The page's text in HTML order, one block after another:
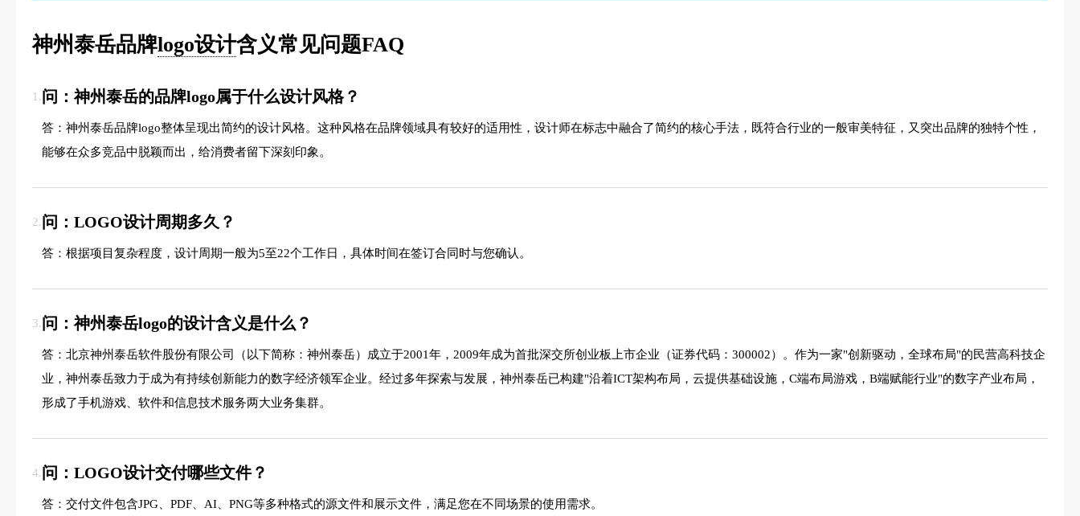
神州泰岳品牌logo设计含义常见问题FAQ
1.问：神州泰岳的品牌logo属于什么设计风格？
答：神州泰岳品牌logo整体呈现出简约的设计风格。这种风格在品牌领域具有较好的适用性，设计师在标志中融合了简约的核心手法，既符合行业的一般审美特征，又突出品牌的独特个性，
能够在众多竞品中脱颖而出，给消费者留下深刻印象。
2.问：LOGO设计周期多久？
答：根据项目复杂程度，设计周期一般为5至22个工作日，具体时间在签订合同时与您确认。
3.问：神州泰岳logo的设计含义是什么？
答：北京神州泰岳软件股份有限公司（以下简称：神州泰岳）成立于2001年，2009年成为首批深交所创业板上市企业（证券代码：300002）。作为一家"创新驱动，全球布局"的民营高科技企
业，神州泰岳致力于成为有持续创新能力的数字经济领军企业。经过多年探索与发展，神州泰岳已构建"沿着ICT架构布局，云提供基础设施，C端布局游戏，B端赋能行业"的数字产业布局，
形成了手机游戏、软件和信息技术服务两大业务集群。
4.问：LOGO设计交付哪些文件？
答：交付文件包含JPG、PDF、AI、PNG等多种格式的源文件和展示文件，满足您在不同场景的使用需求。